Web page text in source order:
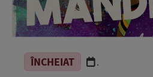
ÎNCHEIAT .